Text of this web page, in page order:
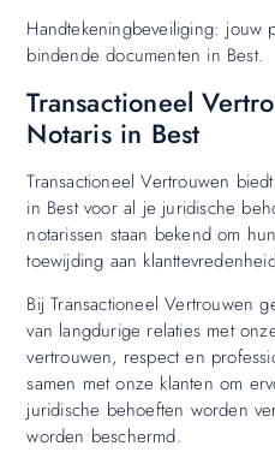
Handtekeningbeveiliging: jouw
bindende documenten in Best.
Transactioneel
Notaris in Best
Transactioneel Vertrouwen
in Best voor al je juridische
notarissen staan bekend om
toewijding aan
Bij Transactioneel Vertrouwen
van langdurige relaties met
vertrouwen, respect en
samen met onze klanten om
juridische behoeften worden
worden beschermd.